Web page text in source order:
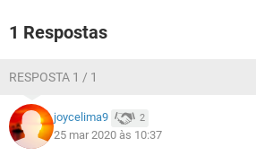
1 Respostas
RESPOSTA 1 / 1
joycelima9 2
25 mar 2020 às 10:37